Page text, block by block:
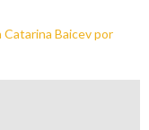
Baicev por